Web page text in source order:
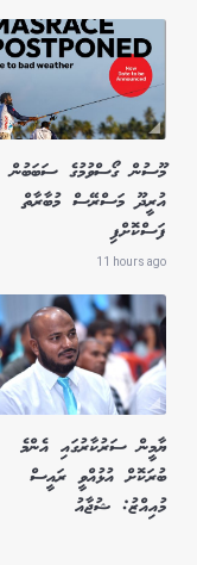
މޫސުން ގޯސްވުމުގެ ސަބަބުން
އުރީދޫ މަސްރޭސް މުބާރާތް
ފަސްކޮށްފި
11 hours ago
ޔާމީން ސަރުކާރުގައި އެންމެ
ބުރަކޮށް އުޅުއްވީ ރައީސް
މުއިއްޒު: ޝުޖާއު